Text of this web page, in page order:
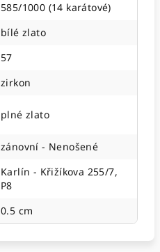
585/1000 (14 karátové)
bílé zlato
57
zirkon
plné zlato
zánovní - Nenošené
Karlín - Křižíkova 255/7,
P8
0.5 cm